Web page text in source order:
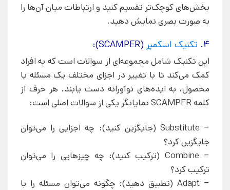
بخش‌های کوچک‌تر تقسیم کنید و ارتباطات میان آن‌ها را
به صورت بصری نمایش دهید.
4. تکنیک اسکمپر (SCAMPER):
این تکنیک شامل مجموعه‌ای از سوالات است که به افراد
کمک می‌کند تا با تغییر در اجزای مختلف یک مسئله یا
محصول، به ایده‌های نوآورانه دست یابند. هر حرف از
کلمه SCAMPER نمایانگر یکی از سوالات اصلی است:
– Substitute (جایگزین کنید): چه اجزایی را می‌توان
جایگزین کرد؟
– Combine (ترکیب کنید): چه چیزهایی را می‌توان
ترکیب کرد؟
– Adapt (تطبیق دهید): چگونه می‌توان مسئله را با